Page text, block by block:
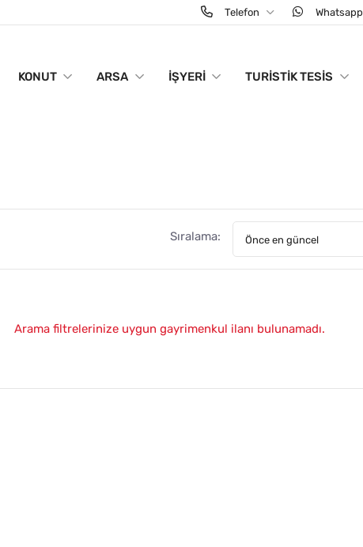
Telefon Whatsapp
KONUT ARSA İŞYERI TURISTIK TESIS
Sıralama: Önce en güncel
Arama filtrelerinize uygun gayrimenkul ilanı bulunamadı.